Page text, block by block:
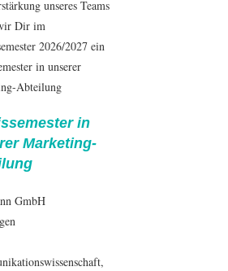
unseres Teams
Dir im
2026/2027 ein
in unserer
Abteilung
in
Marketing-
GmbH
,